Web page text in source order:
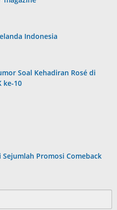
Indonesia
Soal Kehadiran Rosé di
ke-10
Promosi Comeback